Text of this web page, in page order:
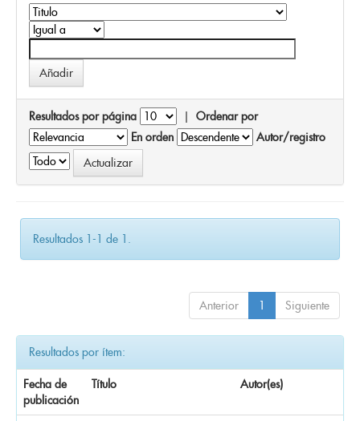
Resultados por página | Ordenar por
En orden
Autor/registro
Resultados 1-1 de 1.
Anterior 1 Siguiente
Resultados por ítem:
Fecha de
publicación
Título Autor(es)